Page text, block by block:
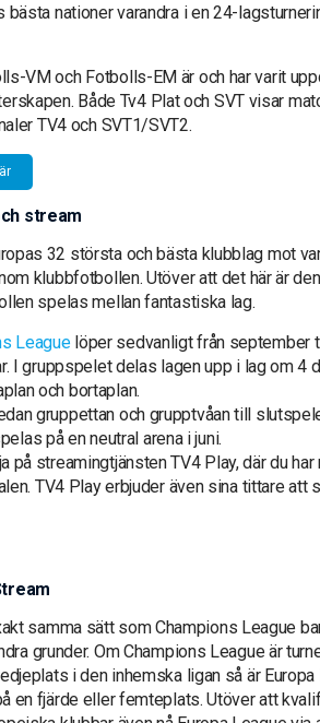
bästa nationer varandra i en 24-
VM och Fotbolls-EM är och har varit
Både Tv4 Plat och SVT visar
TV4 och SVT1/SVT2.
stream
32 största och bästa klubblag mot
klubbfotbollen. Utöver att det här är
spelas mellan fantastiska lag.
Leaguelöper sedvanligt från september
I gruppspelet delas lagen upp i lag om 4
och bortaplan.
gruppettan och grupptvåan till
på en neutral arena i juni.
på streamingtjänsten TV4 Play, där du
TV4 Play erbjuder även sina tittare att
samma sätt som Champions League
grunder. Om Champions League är
i den inhemska ligan så är
en fjärde eller femteplats. Utöver att